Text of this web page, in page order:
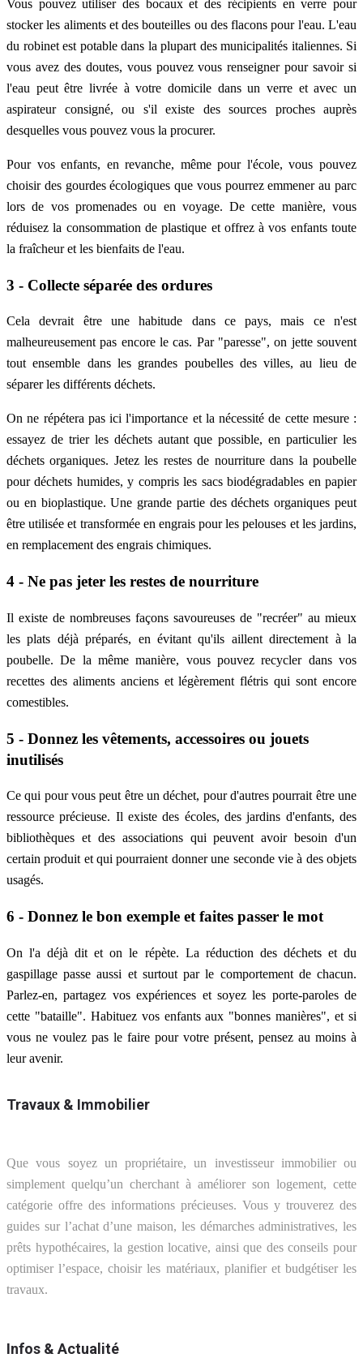
Vous pouvez utiliser des bocaux et des récipients en verre pour
stocker les aliments et des bouteilles ou des flacons pour l'eau. L'eau
du robinet est potable dans la plupart des municipalités italiennes. Si
vous avez des doutes, vous pouvez vous renseigner pour savoir si
l'eau peut être livrée à votre domicile dans un verre et avec un
aspirateur consigné, ou s'il existe des sources proches auprès
desquelles vous pouvez vous la procurer.
Pour vos enfants, en revanche, même pour l'école, vous pouvez
choisir des gourdes écologiques que vous pourrez emmener au parc
lors de vos promenades ou en voyage. De cette manière, vous
réduisez la consommation de plastique et offrez à vos enfants toute
la fraîcheur et les bienfaits de l'eau.
3 - Collecte séparée des ordures
Cela devrait être une habitude dans ce pays, mais ce n'est
malheureusement pas encore le cas. Par "paresse", on jette souvent
tout ensemble dans les grandes poubelles des villes, au lieu de
séparer les différents déchets.
On ne répétera pas ici l'importance et la nécessité de cette mesure :
essayez de trier les déchets autant que possible, en particulier les
déchets organiques. Jetez les restes de nourriture dans la poubelle
pour déchets humides, y compris les sacs biodégradables en papier
ou en bioplastique. Une grande partie des déchets organiques peut
être utilisée et transformée en engrais pour les pelouses et les jardins,
en remplacement des engrais chimiques.
4 - Ne pas jeter les restes de nourriture
Il existe de nombreuses façons savoureuses de "recréer" au mieux
les plats déjà préparés, en évitant qu'ils aillent directement à la
poubelle. De la même manière, vous pouvez recycler dans vos
recettes des aliments anciens et légèrement flétris qui sont encore
comestibles.
5 - Donnez les vêtements, accessoires ou jouets
inutilisés
Ce qui pour vous peut être un déchet, pour d'autres pourrait être une
ressource précieuse. Il existe des écoles, des jardins d'enfants, des
bibliothèques et des associations qui peuvent avoir besoin d'un
certain produit et qui pourraient donner une seconde vie à des objets
usagés.
6 - Donnez le bon exemple et faites passer le mot
On l'a déjà dit et on le répète. La réduction des déchets et du
gaspillage passe aussi et surtout par le comportement de chacun.
Parlez-en, partagez vos expériences et soyez les porte-paroles de
cette "bataille". Habituez vos enfants aux "bonnes manières", et si
vous ne voulez pas le faire pour votre présent, pensez au moins à
leur avenir.
Travaux & Immobilier
Que vous soyez un propriétaire, un investisseur immobilier ou
simplement quelqu’un cherchant à améliorer son logement, cette
catégorie offre des informations précieuses. Vous y trouverez des
guides sur l’achat d’une maison, les démarches administratives, les
prêts hypothécaires, la gestion locative, ainsi que des conseils pour
optimiser l’espace, choisir les matériaux, planifier et budgétiser les
travaux.
Infos & Actualité